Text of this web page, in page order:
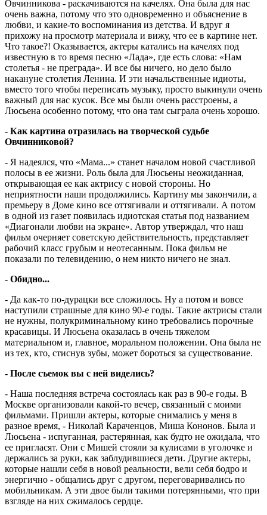
Овчинникова - раскачиваются на качелях. Она была для нас
очень важна, потому что это одновременно и объяснение в
любви, и какие-то воспоминания из детства. И вдруг я
прихожу на просмотр материала и вижу, что ее в картине нет.
Что такое?! Оказывается, актеры катались на качелях под
известную в то время песню «Лада», где есть слова: «Нам
столетья - не преграда». И все бы ничего, но дело было
накануне столетия Ленина. И эти начальственные идиоты,
вместо того чтобы переписать музыку, просто выкинули очень
важный для нас кусок. Все мы были очень расстроены, а
Люсьена особенно потому, что она там сыграла очень хорошо.
- Как картина отразилась на творческой судьбе
Овчинниковой?
- Я надеялся, что «Мама...» станет началом новой счастливой
полосы в ее жизни. Роль была для Люсьены неожиданная,
открывающая ее как актрису с новой стороны. Но
неприятности наши продолжились. Картину мы закончили, а
премьеру в Доме кино все оттягивали и оттягивали. А потом
в одной из газет появилась идиотская статья под названием
«Диагонали любви на экране». Автор утверждал, что наш
фильм очерняет советскую действительность, представляет
рабочий класс грубым и неотесанным. Пока фильм не
показали по телевидению, о нем никто ничего не знал.
- Обидно...
- Да как-то по-дурацки все сложилось. Ну а потом и вовсе
наступили страшные для кино 90-е годы. Такие актрисы стали
не нужны, полукриминальному кино требовались порочные
красавицы. И Люсьена оказалась в очень тяжелом
материальном и, главное, моральном положении. Она была не
из тех, кто, стиснув зубы, может бороться за существование.
- После съемок вы с ней виделись?
- Наша последняя встреча состоялась как раз в 90-е годы. В
Москве организовали какой-то вечер, связанный с моими
фильмами. Пришли актеры, которые снимались у меня в
разное время, - Николай Караченцов, Миша Кононов. Была и
Люсьена - испуганная, растерянная, как будто не ожидала, что
ее пригласят. Они с Мишей стояли за кулисами в уголочке и
держались за руки, как заблудившиеся дети. Другие актеры,
которые нашли себя в новой реальности, вели себя бодро и
энергично - общались друг с другом, переговаривались по
мобильникам. А эти двое были такими потерянными, что при
взгляде на них сжималось сердце.